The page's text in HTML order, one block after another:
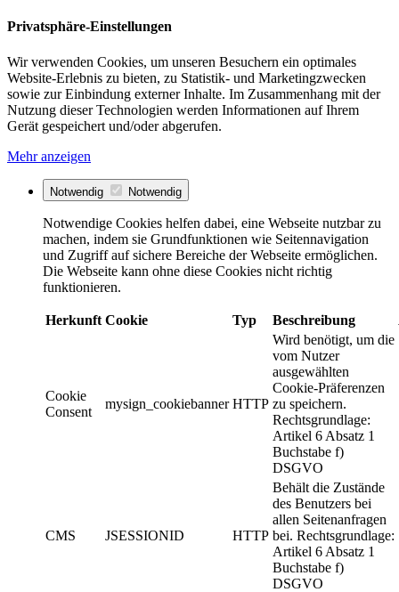
Privatsphäre-Einstellungen
Wir verwenden Cookies, um unseren Besuchern ein optimales
Website-Erlebnis zu bieten, zu Statistik- und Marketingzwecken
sowie zur Einbindung externer Inhalte. Im Zusammenhang mit der
Nutzung dieser Technologien werden Informationen auf Ihrem
Gerät gespeichert und/oder abgerufen.
Mehr anzeigen
Notwendig Notwendig
Notwendige Cookies helfen dabei, eine Webseite nutzbar zu
machen, indem sie Grundfunktionen wie Seitennavigation
und Zugriff auf sichere Bereiche der Webseite ermöglichen.
Die Webseite kann ohne diese Cookies nicht richtig
funktionieren.
Herkunft Cookie Typ Beschreibung
Cookie
Consent
mysign_cookiebanner HTTP
Wird benötigt, um die
vom Nutzer
ausgewählten
Cookie-Präferenzen
zu speichern.
Rechtsgrundlage:
Artikel 6 Absatz 1
Buchstabe f)
DSGVO
CMS JSESSIONID HTTP
Behält die Zustände
des Benutzers bei
allen Seitenanfragen
bei. Rechtsgrundlage:
Artikel 6 Absatz 1
Buchstabe f)
DSGVO